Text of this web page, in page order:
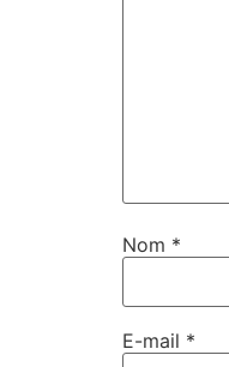
Nom *
E-mail *